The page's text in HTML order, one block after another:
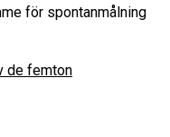
för spontanmålning
de femton